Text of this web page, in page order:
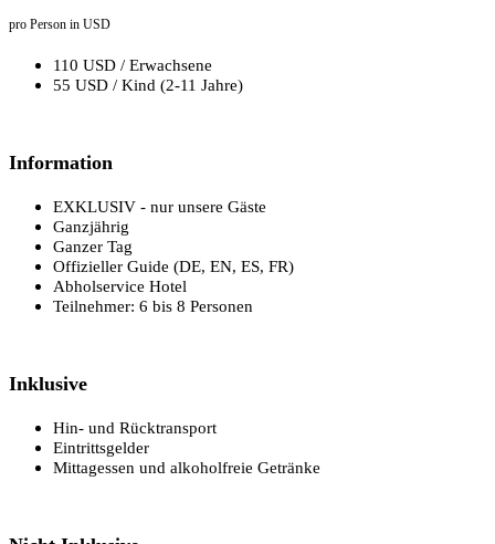
pro Person in USD
110 USD / Erwachsene
55 USD / Kind (2-11 Jahre)
Information
EXKLUSIV - nur unsere Gäste
Ganzjährig
Ganzer Tag
Offizieller Guide (DE, EN, ES, FR)
Abholservice Hotel
Teilnehmer: 6 bis 8 Personen
Inklusive
Hin- und Rücktransport
Eintrittsgelder
Mittagessen und alkoholfreie Getränke